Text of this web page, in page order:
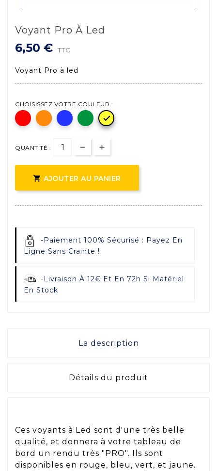
Voyant Pro À Led
6,50 € TTC
Voyant Pro à led
CHOISISSEZ VOTRE COULEUR :

QUANTITÉ :
 AJOUTER AU PANIER
- Paiement 100% Sécurisé : Payez En
Ligne Sans Crainte !
- Livraison À 12€ Et En 72h Si Matériel
En Stock
La description
Détails du produit
Ces voyants à Led sont d'une très belle
qualité, et donnera à votre tableau de
bord un rendu très "PRO". Ils sont
disponibles en rouge, bleu, vert, et jaune.